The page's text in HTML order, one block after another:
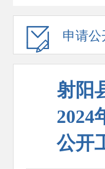
申请公
射阳
2024
公开